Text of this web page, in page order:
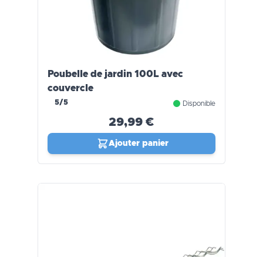
Poubelle de jardin 100L avec
couvercle
5/5 Disponible
29,99 €
Ajouter panier